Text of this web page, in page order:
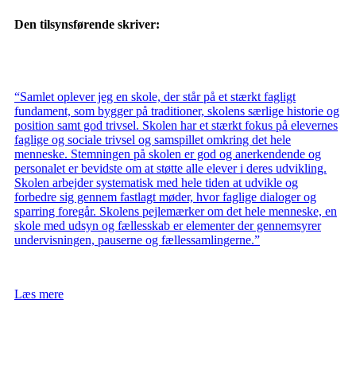
Den tilsynsførende skriver:
“Samlet oplever jeg en skole, der står på et stærkt fagligt
fundament, som bygger på traditioner, skolens særlige historie og
position samt god trivsel. Skolen har et stærkt fokus på elevernes
faglige og sociale trivsel og samspillet omkring det hele
menneske. Stemningen på skolen er god og anerkendende og
personalet er bevidste om at støtte alle elever i deres udvikling.
Skolen arbejder systematisk med hele tiden at udvikle og
forbedre sig gennem fastlagt møder, hvor faglige dialoger og
sparring foregår. Skolens pejlemærker om det hele menneske, en
skole med udsyn og fællesskab er elementer der gennemsyrer
undervisningen, pauserne og fællessamlingerne.”
Læs mere